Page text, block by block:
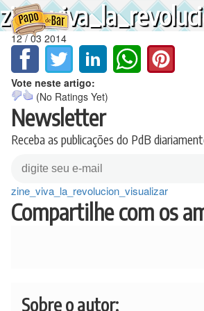
Ir
para
o
conteúdo
12/03 2014
Vote neste artigo:
(No Ratings Yet)
Newsletter
Receba as publicações do PdB
zine_viva_la_revolucion_visualizar
Compartilhe com os
Sobre o autor: